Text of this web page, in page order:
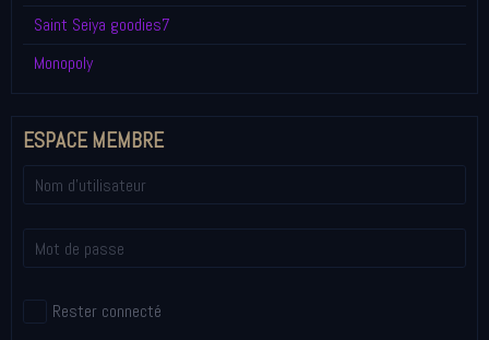
Saint Seiya goodies7
Monopoly
ESPACE MEMBRE
Rester connecté